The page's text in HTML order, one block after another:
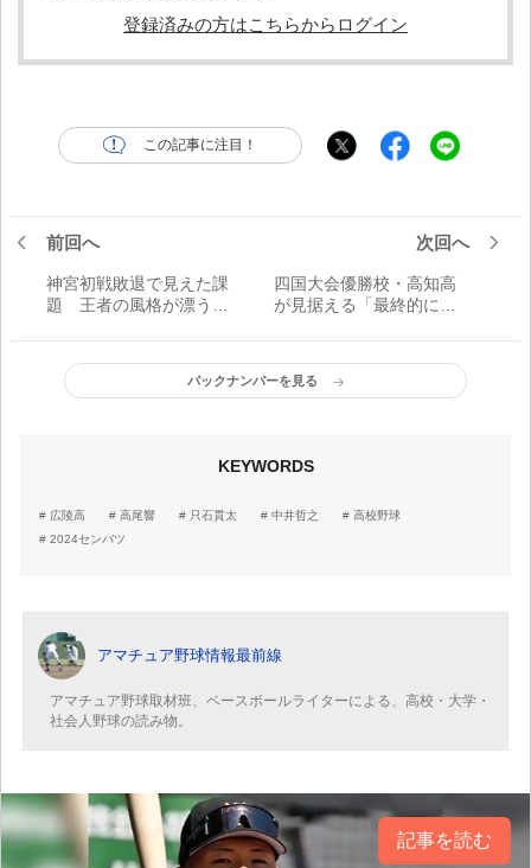
登録済みの方はこちらからログイン
この記事に注目！
前回へ
神宮初戦敗退で見えた課
題 王者の風格が漂う大
レベルアップ
次回へ
四国大会優勝校・高知高
が見据える「最終的に目
勝パターン確立
バックナンバーを見る
KEYWORDS
広陵高 高尾響 只石貫太 中井哲之
高校野球
2024センバツ
アマチュア野球情報最前線
アマチュア野球取材班、ベースボールライターによる、高校・大学・
社会人野球の読み物。
記事を読む